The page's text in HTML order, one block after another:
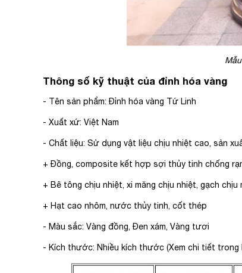
Thông số kỹ thuật của đỉnh hóa vàng
- Tên sản phẩm: Đỉnh hóa vàng Tứ Linh
- Xuất xứ: Việt Nam
- Chất liệu: Sử dụng vật liệu chịu nhiệt cao, sản
+ Đồng, composite kết hợp sợi thủy tinh chống
+ Bê tông chịu nhiệt, xi măng chịu nhiệt, gạch
+ Hạt cao nhôm, nước thủy tinh, cốt thép
- Màu sắc: Vàng đồng, Đen xám, Vàng tươi
- Kích thước: Nhiều kích thước (Xem chi tiết trong